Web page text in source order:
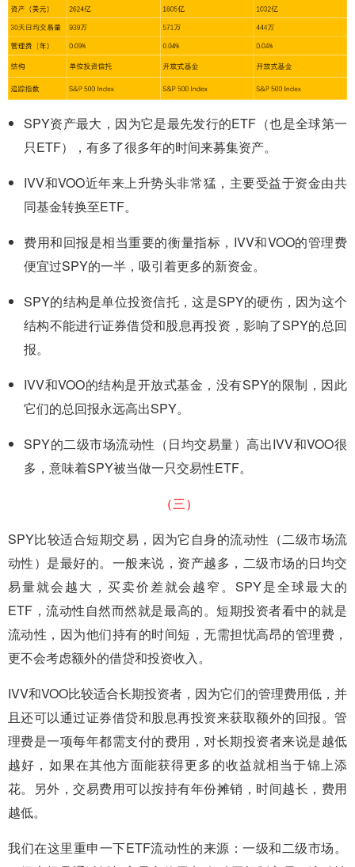
SPY资产最大，因为它是最先发行的ETF（也是全球第一
只ETF），有多了很多年的时间来募集资产。
IVV和VOO近年来上升势头非常猛，主要受益于资金由共
同基金转换至ETF。
费用和回报是相当重要的衡量指标，IVV和VOO的管理费
便宜过SPY的一半，吸引着更多的新资金。
SPY的结构是单位投资信托，这是SPY的硬伤，因为这个
结构不能进行证券借贷和股息再投资，影响了SPY的总回
报。
IVV和VOO的结构是开放式基金，没有SPY的限制，因此
它们的总回报永远高出SPY。
SPY的二级市场流动性（日均交易量）高出IVV和VOO很
多，意味着SPY被当做一只交易性ETF。
（三）
SPY比较适合短期交易，因为它自身的流动性（二级市场流
动性）是最好的。一般来说，资产越多，二级市场的日均交
易量就会越大，买卖价差就会越窄。SPY是全球最大的
ETF，流动性自然而然就是最高的。短期投资者看中的就是
流动性，因为他们持有的时间短，无需担忧高昂的管理费，
更不会考虑额外的借贷和投资收入。
IVV和VOO比较适合长期投资者，因为它们的管理费用低，并
且还可以通过证券借贷和股息再投资来获取额外的回报。管
理费是一项每年都需支付的费用，对长期投资者来说是越低
越好，如果在其他方面能获得更多的收益就相当于锦上添
花。另外，交易费用可以按持有年份摊销，时间越长，费用
越低。
我们在这里重申一下ETF流动性的来源：一级和二级市场。